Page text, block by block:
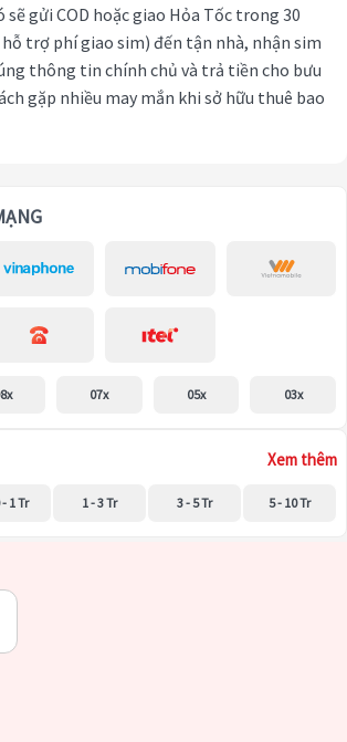
sẽ gửi COD hoặc giao Hỏa Tốc trong 30
trợ phí giao sim) đến tận nhà, nhận sim
thông tin chính chủ và trả tiền cho bưu
gặp nhiều may mắn khi sở hữu thuê bao
07x 05x 03x
Xem thêm
1 Tr 1 - 3 Tr 3 - 5 Tr 5 - 10 Tr